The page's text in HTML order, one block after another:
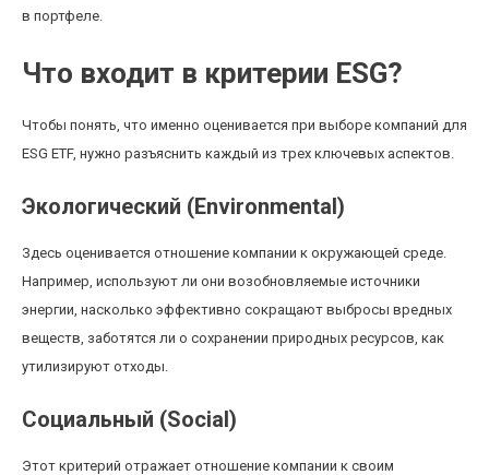
в портфеле.
Что входит в критерии ESG?
Чтобы понять, что именно оценивается при выборе компаний для
ESG ETF, нужно разъяснить каждый из трех ключевых аспектов.
Экологический (Environmental)
Здесь оценивается отношение компании к окружающей среде.
Например, используют ли они возобновляемые источники
энергии, насколько эффективно сокращают выбросы вредных
веществ, заботятся ли о сохранении природных ресурсов, как
утилизируют отходы.
Социальный (Social)
Этот критерий отражает отношение компании к своим